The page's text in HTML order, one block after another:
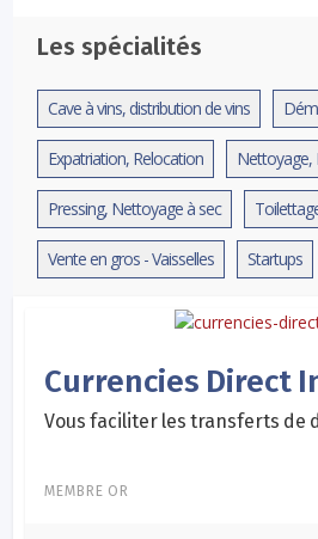
Les spécialités
Cave à vins, distribution de vins
Expatriation, Relocation Nettoyage,
Pressing, Nettoyage à sec
Vente en gros - Vaisselles Startups
Currencies Direct
Vous faciliter les transferts de
MEMBRE OR